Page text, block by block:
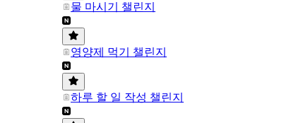
물 마시기 챌린지
영양제 먹기 챌린지
하루 할 일 작성 챌린지